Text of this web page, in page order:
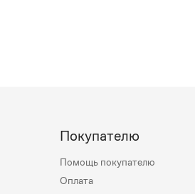
Покупателю
Помощь покупателю
Оплата